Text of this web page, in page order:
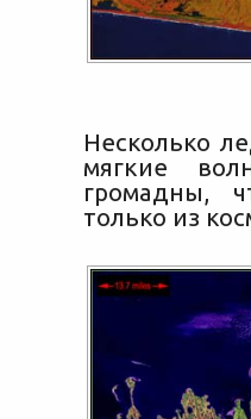
Несколько
мягкие
громадны,
только из